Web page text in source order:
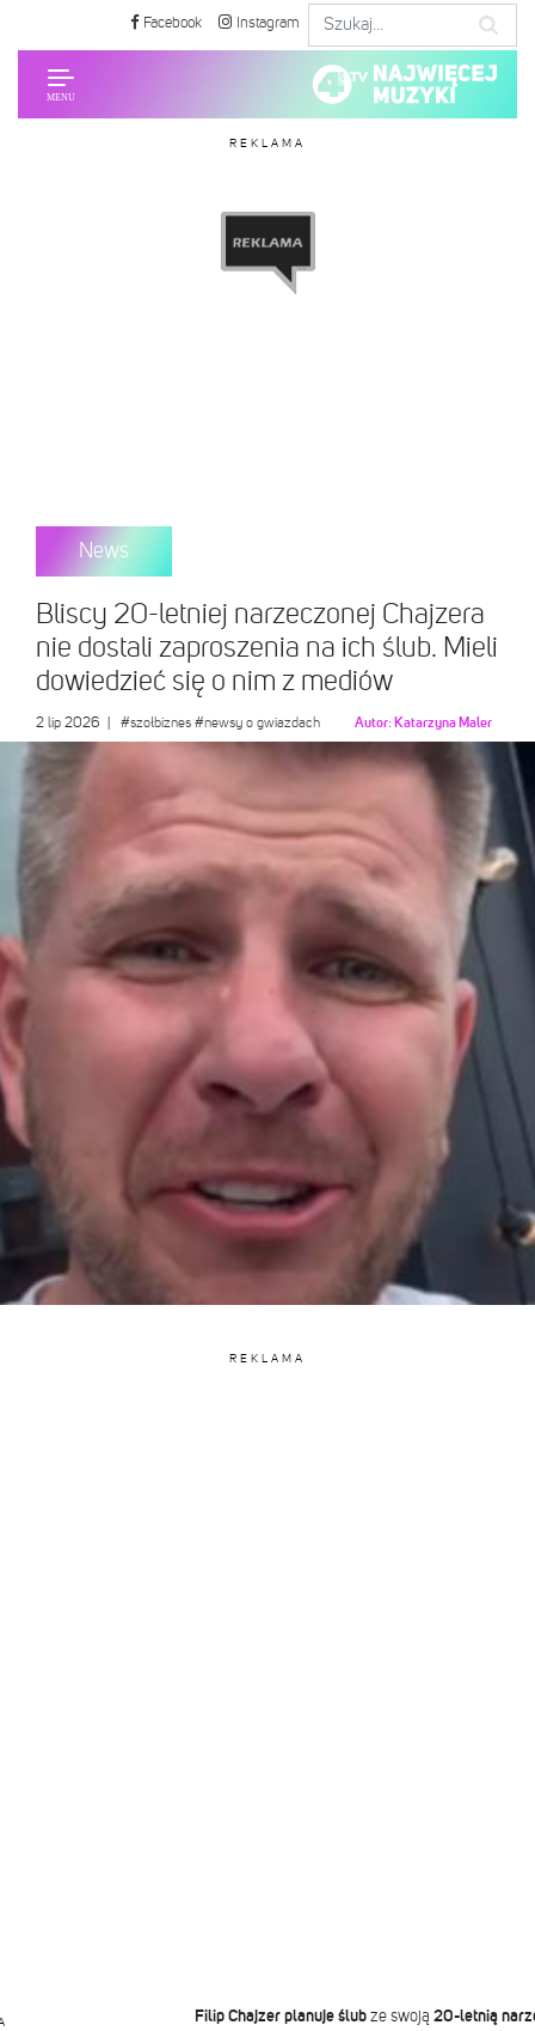
Facebook Instagram
REKLAMA
News
Bliscy 20-letniej narzeczonej Chajzera
nie dostali zaproszenia na ich ślub. Mieli
dowiedzieć się o nim z mediów
2 lip 2026 #szołbiznes #newsy o gwiazdach Autor: Katarzyna Maler
REKLAMA
Filip Chajzer planuje ślub ze swoją 20-letnią